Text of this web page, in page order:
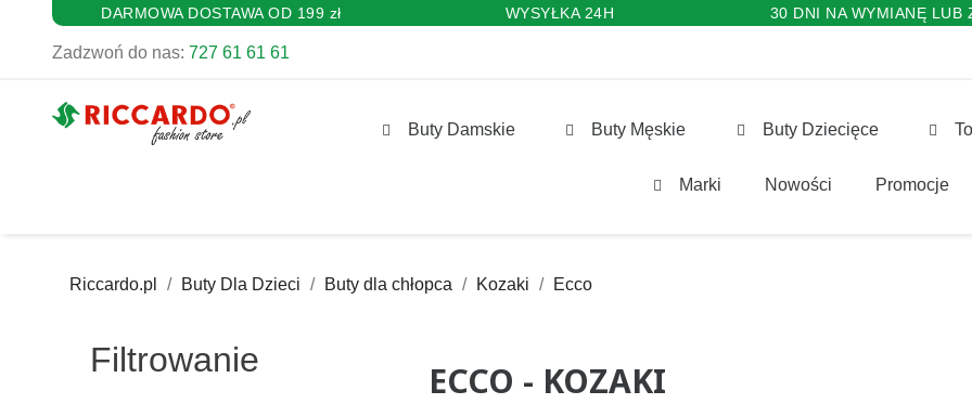
DARMOWA DOSTAWA OD 199 zł WYSYŁKA 24H 30 DNI NA WYMIANĘ LUB
Zadzwoń do nas: 727 61 61 61
Buty Damskie Buty Męskie Buty Dziecięce
Marki Nowości Promocje
Riccardo.pl Buty Dla Dzieci Buty dla chłopca Kozaki Ecco
Filtrowanie ECCO - KOZAKI